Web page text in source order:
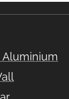
Aluminium